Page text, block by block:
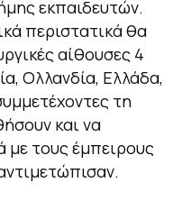
εκπαιδευτών.
περιστατικά θα
αίθουσες 4
Ολλανδία, Ελλάδα,
τη
και να
με τους έμπειρους